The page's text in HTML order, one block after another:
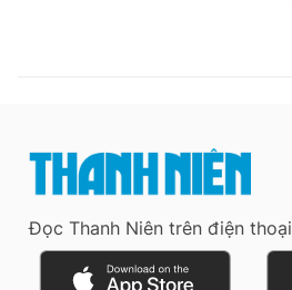
Đọc Thanh Niên trên điện thoại